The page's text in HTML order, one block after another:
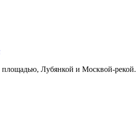
Лубянкой и Москвой-рекой.